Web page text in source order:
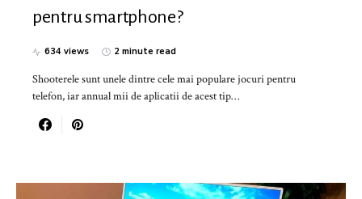
pentru smartphone?
634 views 2 minute read
Shooterele sunt unele dintre cele mai populare jocuri pentru
telefon, iar annual mii de aplicatii de acest tip…